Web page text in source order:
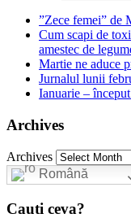
”Zece femei” de
Cum scapi de
amestec de
Martie ne aduce
Jurnalul lunii
Ianuarie –
Archives
Archives
Română
Cauti ceva?